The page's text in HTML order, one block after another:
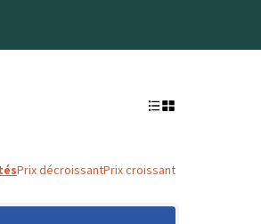
Prix décroissantPrix croissant